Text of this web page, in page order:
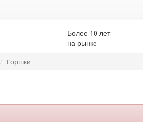
Более 10 лет
на рынке
Горшки